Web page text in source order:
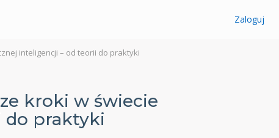
Zaloguj
inteligencji – od teorii do praktyki
kroki w świecie
do praktyki